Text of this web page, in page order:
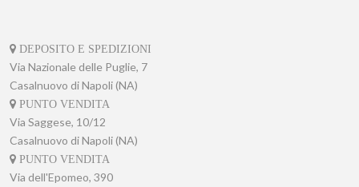
DEPOSITO E SPEDIZIONI
Via Nazionale delle Puglie, 7
Casalnuovo di Napoli (NA)
PUNTO VENDITA
Via Saggese, 10/12
Casalnuovo di Napoli (NA)
PUNTO VENDITA
Via dell'Epomeo, 390